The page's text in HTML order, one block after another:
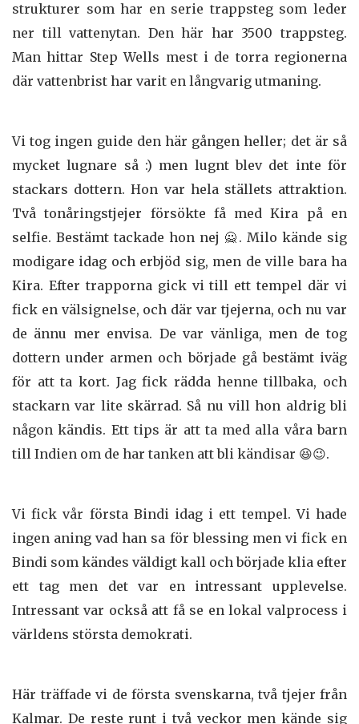
strukturer som har en serie trappsteg som leder
ner till vattenytan. Den här har 3500 trappsteg.
Man hittar Step Wells mest i de torra regionerna
där vattenbrist har varit en långvarig utmaning.
Vi tog ingen guide den här gången heller; det är så
mycket lugnare så :) men lugnt blev det inte för
stackars dottern. Hon var hela ställets attraktion.
Två tonåringstjejer försökte få med Kira på en
selfie. Bestämt tackade hon nej 🙅. Milo kände sig
modigare idag och erbjöd sig, men de ville bara ha
Kira. Efter trapporna gick vi till ett tempel där vi
fick en välsignelse, och där var tjejerna, och nu var
de ännu mer envisa. De var vänliga, men de tog
dottern under armen och började gå bestämt iväg
för att ta kort. Jag fick rädda henne tillbaka, och
stackarn var lite skärrad. Så nu vill hon aldrig bli
någon kändis. Ett tips är att ta med alla våra barn
till Indien om de har tanken att bli kändisar 😆😉.
Vi fick vår första Bindi idag i ett tempel. Vi hade
ingen aning vad han sa för blessing men vi fick en
Bindi som kändes väldigt kall och började klia efter
ett tag men det var en intressant upplevelse.
Intressant var också att få se en lokal valprocess i
världens största demokrati.
Här träffade vi de första svenskarna, två tjejer från
Kalmar. De reste runt i två veckor men kände sig